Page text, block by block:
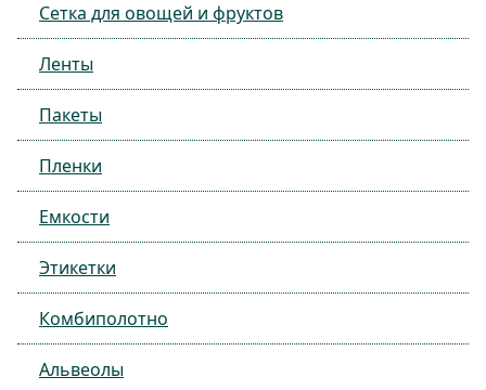
Сетка для овощей и фруктов
Ленты
Пакеты
Пленки
Емкости
Этикетки
Комбиполотно
Альвеолы